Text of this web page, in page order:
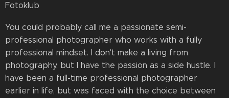
Fotoklub
You could probably call me a passionate semi-
professional photographer who works with a fully
professional mindset. I don't make a living from
photography, but I have the passion as a side hustle. I
have been a full-time professional photographer
earlier in life, but was faced with the choice between